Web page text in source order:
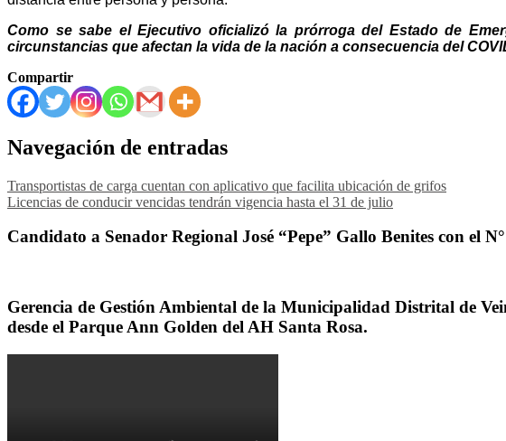
Como se sabe el Ejecutivo oficializó la prórroga del Estado de
circunstancias que afectan la vida de la nación a consecuencia del
Compartir
Navegación de entradas
Transportistas de carga cuentan con aplicativo que facilita ubicación de grifos
Licencias de conducir vencidas tendrán vigencia hasta el 31 de julio
Candidato a Senador Regional José “Pepe” Gallo Benites con el
Gerencia de Gestión Ambiental de la Municipalidad Distrital de
desde el Parque Ann Golden del AH Santa Rosa.